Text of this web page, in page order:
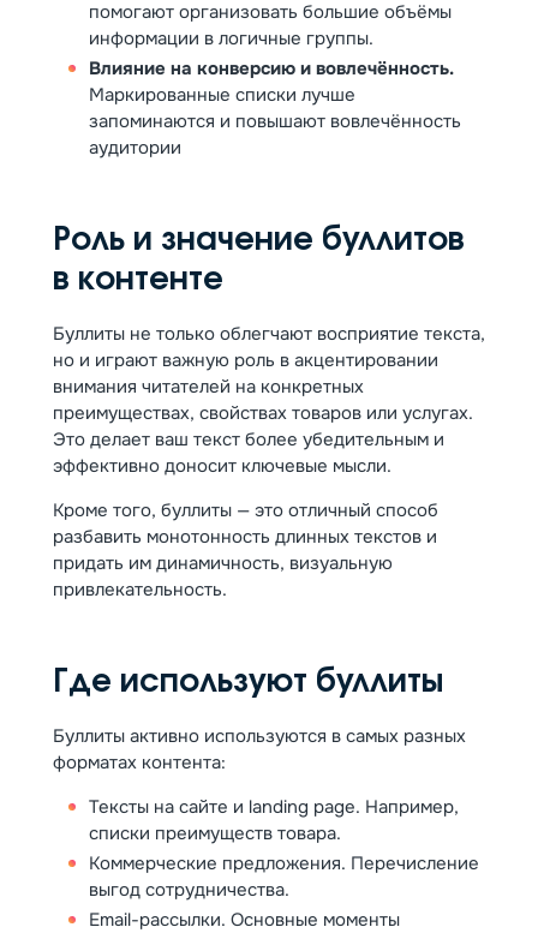
помогают организовать большие объёмы
информации в логичные группы.
Влияние на конверсию и вовлечённость.
Маркированные списки лучше
запоминаются и повышают вовлечённость
аудитории
Роль и значение буллитов
в контенте
Буллиты не только облегчают восприятие текста,
но и играют важную роль в акцентировании
внимания читателей на конкретных
преимуществах, свойствах товаров или услугах.
Это делает ваш текст более убедительным и
эффективно доносит ключевые мысли.
Кроме того, буллиты — это отличный способ
разбавить монотонность длинных текстов и
придать им динамичность, визуальную
привлекательность.
Где используют буллиты
Буллиты активно используются в самых разных
форматах контента:
Тексты на сайте и landing page. Например,
списки преимуществ товара.
Коммерческие предложения. Перечисление
выгод сотрудничества.
Email-рассылки. Основные моменты